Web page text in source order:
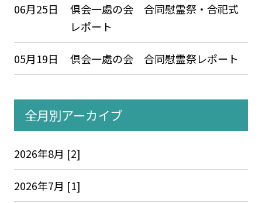
06月25日
倶会一處の会 合同慰霊祭・合祀式
レポート
05月19日 倶会一處の会 合同慰霊祭レポート
全月別アーカイブ
2026年8月 [2]
2026年7月 [1]